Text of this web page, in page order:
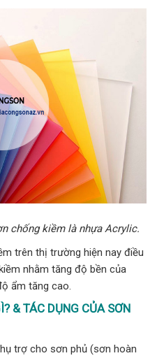
chống kiềm là nhựa Acrylic.
trên thị trường hiện nay điều
nhằm tăng độ bền của
ẩm tăng cao.
& TÁC DỤNG CỦA SƠN
trợ cho sơn phủ (sơn hoàn